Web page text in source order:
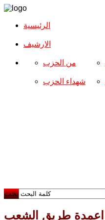
الرئيسية
الارشیف
من الحزب
شهداء الحزب
بحث
اعمدة طريق الشعب